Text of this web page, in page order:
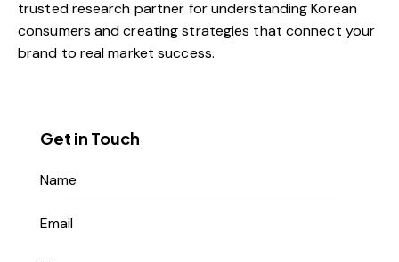
trusted research partner for understanding Korean
consumers and creating strategies that connect your
brand to real market success.
Get in Touch